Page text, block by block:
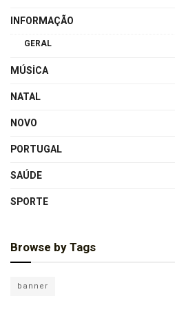
INFORMAÇÃO
GERAL
MÚSICA
NATAL
NOVO
PORTUGAL
SAÚDE
SPORTE
Browse by Tags
banner